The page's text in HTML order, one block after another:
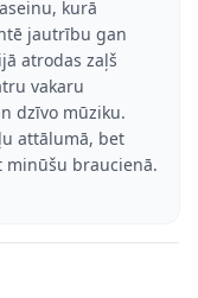
kurā
jautrību gan
atrodas zaļš
vakaru
dzīvo mūziku.
attālumā, bet
braucienā.